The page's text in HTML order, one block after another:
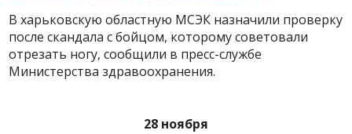
В харьковскую областную МСЭК назначили проверку
после скандала с бойцом, которому советовали
отрезать ногу, сообщили в пресс-службе
Министерства здравоохранения.
28 ноября